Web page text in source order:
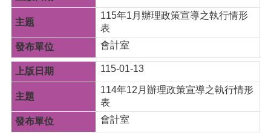
回
首
網
站
導
覽
115年1月辦理政策宣導之執行情形
表
會計室
115-01-13
114年12月辦理政策宣導之執行情形
表
會計室